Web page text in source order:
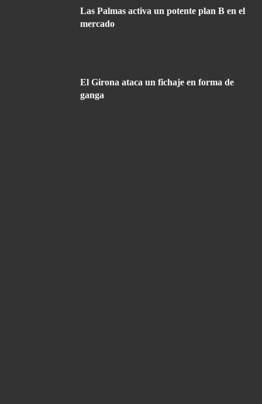
Las Palmas activa un potente plan B en el
mercado
El Girona ataca un fichaje en forma de
ganga